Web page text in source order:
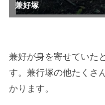
服部土芳の句碑「月添
兼好が身を寄せていた
す。兼行塚の他たくさ
かります。